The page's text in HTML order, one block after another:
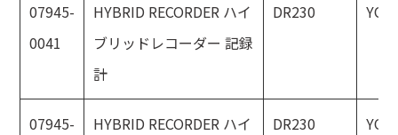
07945-
0041
HYBRID RECORDER ハイ
ブリッドレコーダー 記録
計
DR230
07945-
HYBRID RECORDER ハイ
DR230